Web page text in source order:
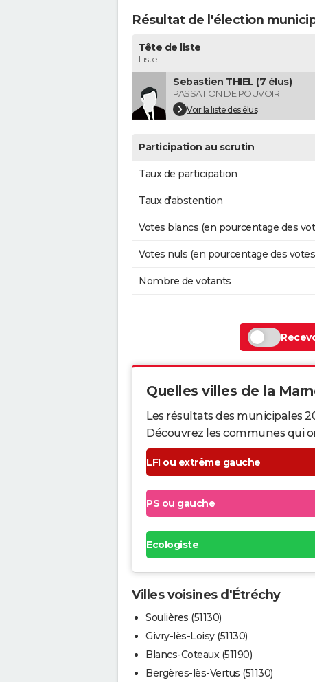
Résultat de l'élection
Tête de liste
Liste
Sebastien THIEL (7 élus)
PASSATION DE POUVOIR
Voir la liste des élus
Participation au scrutin
Taux de participation
Taux d'abstention
Votes blancs (en pourcentage des
Votes nuls (en pourcentage des
Nombre de votants
Quelles villes de la
Les résultats des municipales
Découvrez les communes qui
LFI ou extrême gauche
PS ou gauche
Ecologiste
Villes voisines d'Étréchy
Soulières (51130)
Givry-lès-Loisy (51130)
Blancs-Coteaux (51190)
Bergères-lès-Vertus (51130)